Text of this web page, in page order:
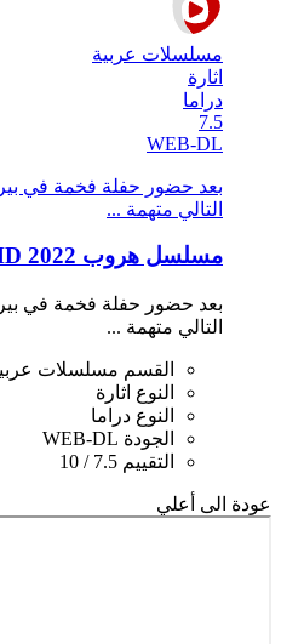
مسلسلات عربية
اثارة
دراما
7.5
WEB-DL
بعد حضور حفلة فخمة في
التالي متهمة ...
مسلسل هروب 2022 HD
بعد حضور حفلة فخمة في
التالي متهمة ...
القسم مسلسلات
النوع اثارة
النوع دراما
الجودة WEB-DL
التقييم 7.5 / 10
عودة الى أعلي